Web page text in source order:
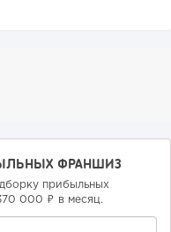
ФРАНШИЗ
прибыльных
000 ₽ в месяц.